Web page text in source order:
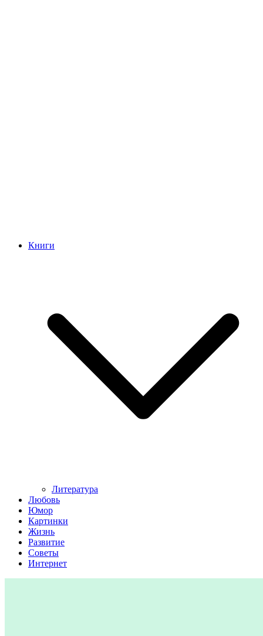
Книги
Литература
Любовь
Юмор
Картинки
Жизнь
Развитие
Советы
Интернет